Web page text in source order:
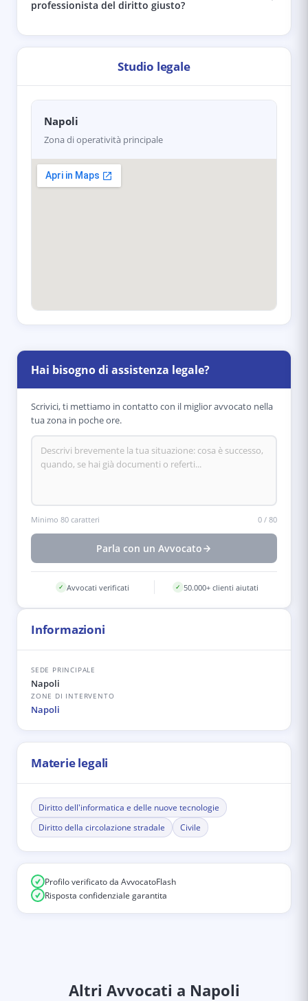
professionista del diritto giusto?
Studio legale
Napoli
Zona di operatività principale
Hai bisogno di assistenza legale?
Scrivici, ti mettiamo in contatto con il miglior avvocato nella
tua zona in poche ore.
Minimo 80 caratteri 0 / 80
Parla con un Avvocato
✓ Avvocati verificati ✓ 50.000+ clienti aiutati
Informazioni
SEDE PRINCIPALE
Napoli
ZONE DI INTERVENTO
Napoli
Materie legali
Diritto dell'informatica e delle nuove tecnologie
Diritto della circolazione stradale
Civile
Profilo verificato da AvvocatoFlash
Risposta confidenziale garantita
Altri Avvocati a Napoli